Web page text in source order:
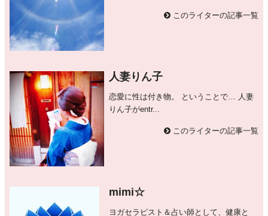
このライターの記事一覧
人妻りん子
恋愛に性は付き物。 ということで… 人妻
りん子がentr...
このライターの記事一覧
mimi☆
ヨガセラピスト＆占い師として、健康と